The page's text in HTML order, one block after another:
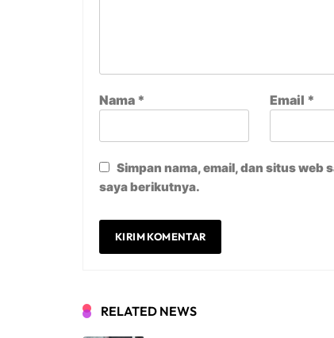
Nama * Email *
Simpan nama, email, dan situs web
saya berikutnya.
RELATED NEWS